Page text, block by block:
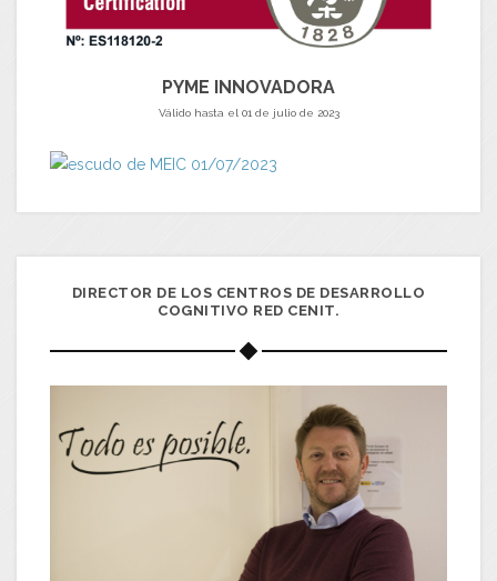
PYME INNOVADORA
Válido hasta el 01 de julio de 2023
DIRECTOR DE LOS CENTROS DE DESARROLLO
COGNITIVO RED CENIT.